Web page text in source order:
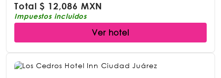
Total$ 12,086 MXN
Impuestos incluidos
Ver hotel